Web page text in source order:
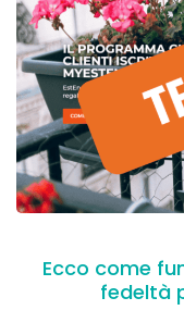
Ecco come
fedeltà